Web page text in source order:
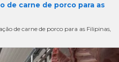
de carne de porco para as
de carne de porco para as Filipinas,